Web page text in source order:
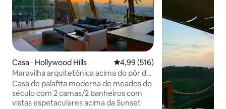
Casa ⋅ Hollywood Hills 4,99 de uma avaliação média de
4,99 (516)
Maravilha arquitetônica acima do pôr do
sol em WeHo com vista incrível
Casa de palafita moderna de meados do
século com 2 camas/2 banheiros com
vistas espetaculares acima da Sunset